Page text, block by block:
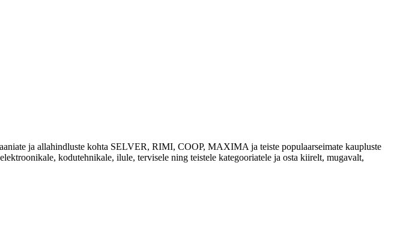
ja allahindluste kohta SELVER, RIMI, COOP, MAXIMA ja teiste populaarseimate kaupluste
kodutehnikale, ilule, tervisele ning teistele kategooriatele ja osta kiirelt, mugavalt,